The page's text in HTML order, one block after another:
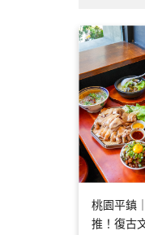
桃園平鎮
推！復古